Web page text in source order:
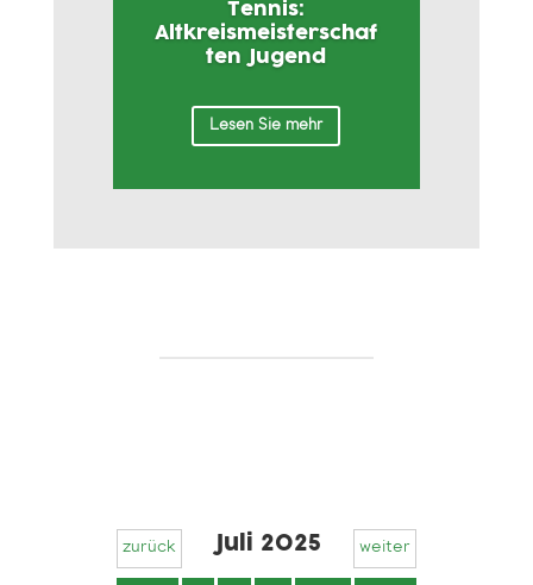
Tennis:
Altkreismeisterschaf
ten Jugend
Lesen Sie mehr
zurück Juli 2025 weiter